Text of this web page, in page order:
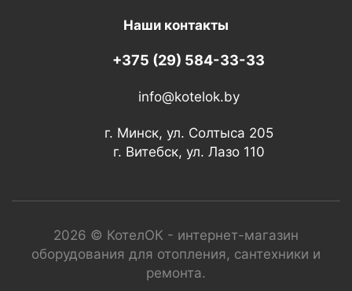
Наши контакты
+375 (29) 584-33-33
info@kotelok.by
г. Минск, ул. Солтыса 205
г. Витебск, ул. Лазо 110
2026 © КотелОК - интернет-магазин
оборудования для отопления, сантехники и
ремонта.